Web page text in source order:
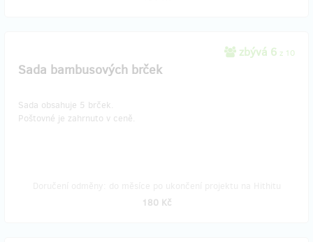
zbývá 6 z 10
Sada bambusových brček
Sada obsahuje 5 brček.
​Poštovné je zahrnuto v ceně.
180 Kč